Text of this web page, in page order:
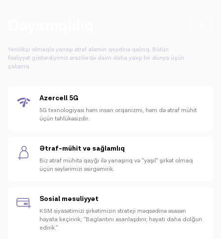
Yenilikçi olmaqla yanaşı ətraf aləmin qeydinə qalırıq. Bütün
fəaliyyət göstərdiyimiz ərazilərdə daim daha yaxşı bir dünya üçün
çalışırıq.
Azercell 5G
5G texnologiyası həm insan orqanizmi, həm də ətraf mühit
üçün təhlükəsizdir.
Ətraf-mühit və sağlamlıq
Biz ətraf mühitə qayğı ilə yanaşırıq və “yaşıl” şirkət olmaq
üçün səylərimizi əsirgəmirik.
Sosial məsuliyyət
KSM siyasətimizi şirkətimizin strateji məqsədinə əsasən
həyata keçiririk; “Baglantını asanlaşdırır, həyatı daha dolğun
edirik.”